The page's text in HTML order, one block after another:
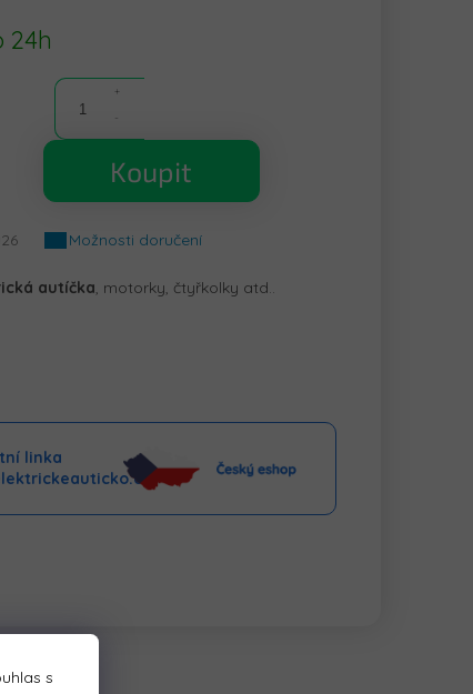
s
24h
Koupit
Možnosti doručení
autíčka, motorky, čtyřkolky atd..
linka